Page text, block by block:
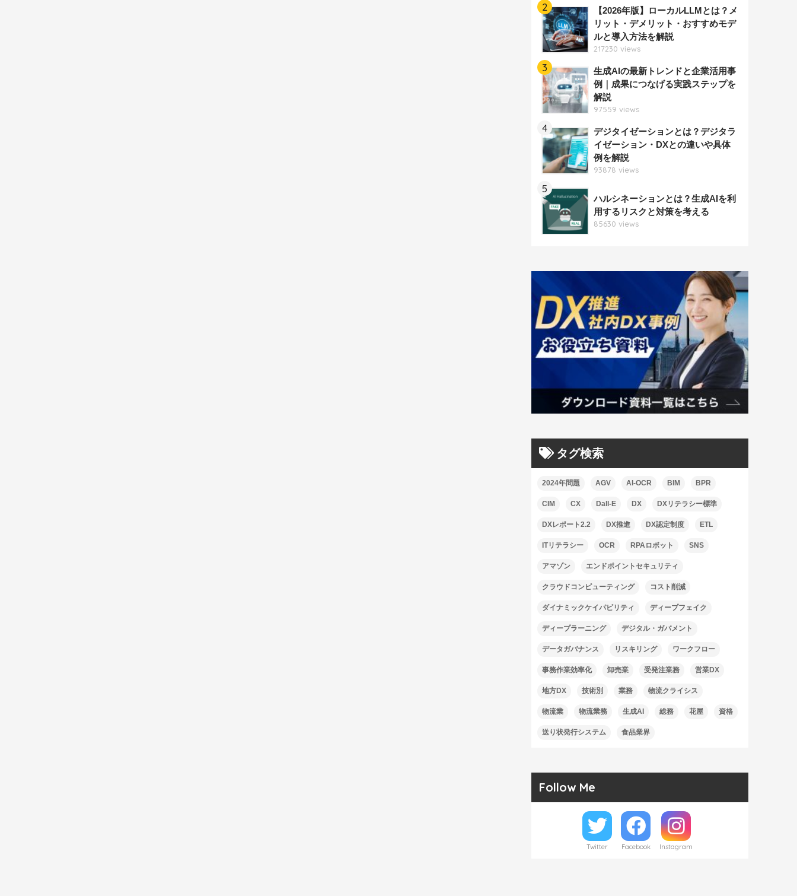
2
【2026年版】ローカルLLMとは？メ
リット・デメリット・おすすめモデ
ルと導入方法を解説
217230 views
3
生成AIの最新トレンドと企業活用事
例｜成果につなげる実践ステップを
解説
97559 views
4
デジタイゼーションとは？デジタラ
イゼーション・DXとの違いや具体
例を解説
93878 views
5
ハルシネーションとは？生成AIを利
用するリスクと対策を考える
85630 views
タグ検索
2024年問題 AGV AI-OCR BIM BPR
CIM CX Dall-E DX DXリテラシー標準
DXレポート2.2 DX推進 DX認定制度 ETL
ITリテラシー OCR RPAロボット SNS
アマゾン エンドポイントセキュリティ
クラウドコンピューティング コスト削減
ダイナミックケイパビリティ ディープフェイク
ディープラーニング デジタル・ガバメント
データガバナンス リスキリング ワークフロー
事務作業効率化 卸売業 受発注業務 営業DX
地方DX 技術別 業務 物流クライシス
物流業 物流業務 生成AI 総務 花屋 資格
送り状発行システム 食品業界
Follow Me
Twitter Facebook Instagram